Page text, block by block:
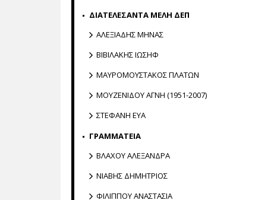
ΔΙΑΤΕΛΕΣΑΝΤΑ ΜΕΛΗ ΔΕΠ
ΑΛΕΞΙΑΔΗΣ ΜΗΝΑΣ
ΒΙΒΙΛΑΚΗΣ ΙΩΣΗΦ
ΜΑΥΡΟΜΟΥΣΤΑΚΟΣ ΠΛΑΤΩΝ
ΜΟΥΖΕΝΙΔΟΥ ΑΓΝΗ (1951-2007)
ΣΤΕΦΑΝΗ ΕΥΑ
ΓΡΑΜΜΑΤΕΙΑ
ΒΛΑΧΟΥ ΑΛΕΞΑΝΔΡΑ
ΝΙΑΒΗΣ ΔΗΜΗΤΡΙΟΣ
ΦΙΛΙΠΠΟΥ ΑΝΑΣΤΑΣΙΑ